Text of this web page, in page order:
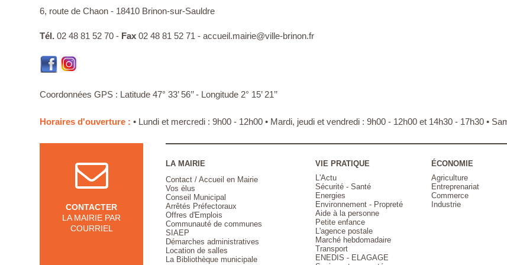
6, route de Chaon - 18410 Brinon-sur-Sauldre
Tél.02 48 81 52 70 - Fax 02 48 81 52 71 -accueil.mairie@ville-brinon.fr
Coordonnées GPS : Latitude 47° 33’ 56’’ - Longitude 2° 15’ 21’’
Horaires d'ouverture :• Lundi et mercredi : 9h00 - 12h00 • Mardi, jeudi et vendredi : 9h00 - 12h00 et 14h30 - 17h30 •
CONTACTER
LA MAIRIE PAR
COURRIEL
LA MAIRIE
Contact / Accueil en Mairie
Vos élus
Conseil Municipal
Arrêtés Préfectoraux
Offres d'Emplois
Communauté de communes
SIAEP
Démarches administratives
Location de salles
La Bibliothèque municipale
VIE PRATIQUE
L'Actu
Sécurité - Santé
Energies
Environnement - Propreté
Aide à la personne
Petite enfance
L'agence postale
Marché hebdomadaire
Transport
ENEDIS - ELAGAGE
ÉCONOMIE
Agriculture
Entreprenariat
Commerce
Industrie